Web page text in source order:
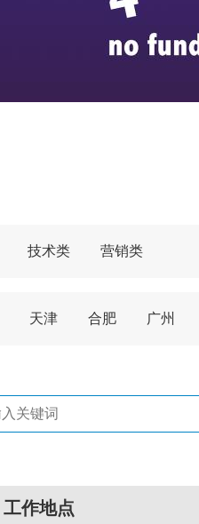
技术类 营销类
天津 合肥 广州
工作地点